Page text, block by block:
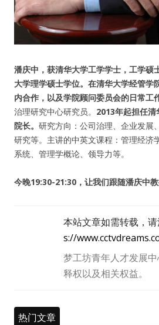
用户名或Email
潘庆中，获清华大学工学学士，工学硕
大学理学硕士学位。在清华大学经管学
内合作，以及学院顾问委员会的日常工作
治理研究中心研究员。 2013年起担任
院长。 研究方向：公司治理、企业发展
研究等。主讲的中英文课程：管理经济
系统、管理学概论、领导力等。
今晚19:30-21:30，让我们跟随潘庆中
本站文章如需转载，请
s://
梦工坊青年人才发展
释权以及相关权益。
热门文章